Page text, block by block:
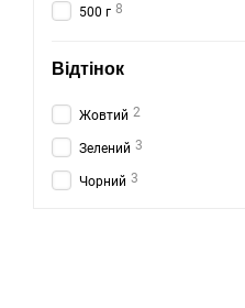
500 г 8
Відтінок
Жовтий 2
Зелений 3
Чорний 3